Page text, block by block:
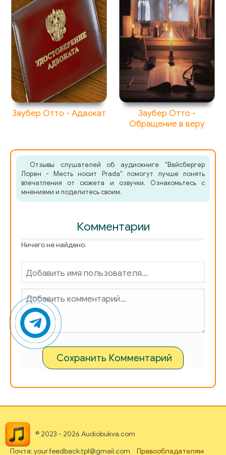
Заубер Отто - Адвокат
Заубер Отто -
Обращение в веру
Отзывы слушателей об аудиокниге "Вайсбергер
Лорен - Месть носит Prada" помогут лучше понять
впечатления от сюжета и озвучки. Ознакомьтесь с
мнениями и поделитесь своим.
Комментарии
Ничего не найдено.
Сохранить Комментарий
© 2023 - 2026 Audiobukva.com
Почта: your.feedback.tpl@gmail.com Правообладателям